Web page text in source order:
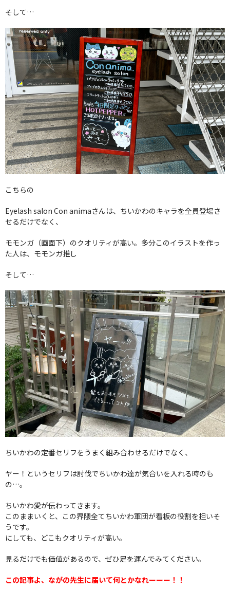
そして…
こちらの
Eyelash salon Con animaさんは、ちいかわのキャラを全員登場さ
せるだけでなく、
モモンガ（画面下）のクオリティが高い。多分このイラストを作っ
た人は、モモンガ推し
そして…
ちいかわの定番セリフをうまく組み合わせるだけでなく、
ヤー！というセリフは討伐でちいかわ達が気合いを入れる時のも
の…。
ちいかわ愛が伝わってきます。
このままいくと、この界隈全てちいかわ軍団が看板の役割を担いそ
うです。
にしても、どこもクオリティが高い。
見るだけでも価値があるので、ぜひ足を運んでみてください。
この記事よ、ながの先生に届いて何とかなれーーー！！